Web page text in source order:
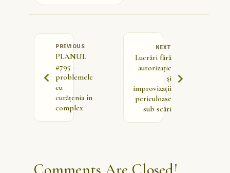
PREVIOUS
PLANUL
#795 –
problemele
cu
curățenia în
complex
NEXT
Lucrări fără
autorizație
și
improvizații
periculoase
sub scări